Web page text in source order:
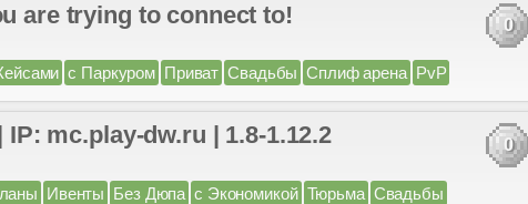
are trying to connect to! 0
с Паркуром Приват Свадьбы Сплиф арена PvP
IP: mc.play-dw.ru | 1.8-1.12.2 0
Ивенты Без Дюпа с Экономикой Тюрьма Свадьбы